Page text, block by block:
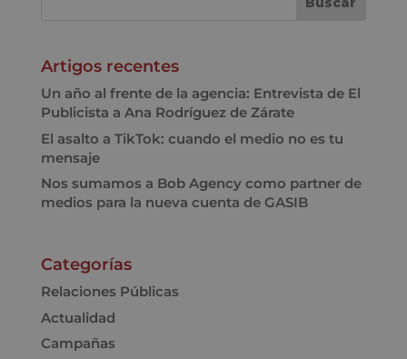
Artigos recentes
Un año al frente de la agencia: Entrevista de El
Publicista a Ana Rodríguez de Zárate
El asalto a TikTok: cuando el medio no es tu
mensaje
Nos sumamos a Bob Agency como partner de
medios para la nueva cuenta de GASIB
Categorías
Relaciones Públicas
Actualidad
Campañas